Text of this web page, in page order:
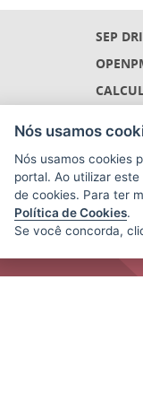
SEP
SIGES
Nós usamos
Nós usamos cookies
portal. Ao utilizar
de cookies. Para ter
Política de Cookies.
Se você concorda,